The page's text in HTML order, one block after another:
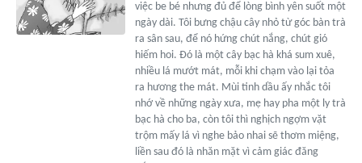
việc be bé nhưng đủ để lòng bình yên suốt một
ngày dài. Tôi bưng chậu cây nhỏ từ góc bàn trà
ra sân sau, để nó hứng chút nắng, chút gió
hiếm hoi. Đó là một cây bạc hà khá sum xuê,
nhiều lá mướt mát, mỗi khi chạm vào lại tỏa
ra hương the mát. Mùi tinh dầu ấy nhắc tôi
nhớ về những ngày xưa, mẹ hay pha một ly trà
bạc hà cho ba, còn tôi thì nghịch ngợm vặt
trộm mấy lá vì nghe bảo nhai sẽ thơm miệng,
liền sau đó là nhăn mặt vì cảm giác đăng